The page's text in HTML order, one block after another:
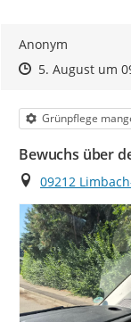
Anonym
Zeitpunkt des
Zeitpunkt des
5. August um
Kategorie
Grünpflege
Bewuchs über
Ort
09212